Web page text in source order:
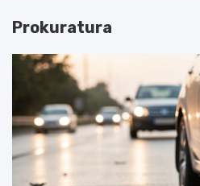
Prokuratura